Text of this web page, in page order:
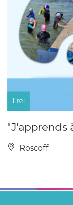
Frei
"J'apprends
Roscoff